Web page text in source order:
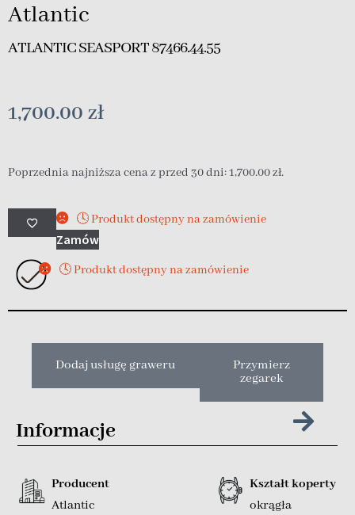
Atlantic
ATLANTIC SEASPORT 87466.44.55
1,700.00 zł
Poprzednia najniższa cena z przed 30 dni:1,700.00zł.
🕓 Produkt dostępny na zamówienie
Zamów
🕓 Produkt dostępny na zamówienie
Dodaj usługę graweru
Przymierz
zegarek
Informacje
Producent
Atlantic
Kształt koperty
okrągła